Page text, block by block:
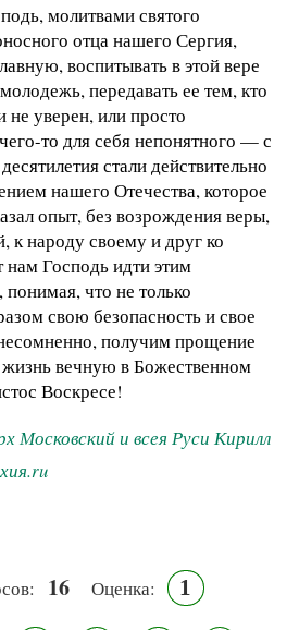
молитвами святого
отца нашего Сергия,
воспитывать в этой вере
передавать ее тем, кто
не уверен, или просто
то для себя непонятного — с
стали действительно
нашего Отечества, которое
опыт, без возрождения веры,
к народу своему и друг ко
Господь идти этим
что не только
свою безопасность и свое
получим прощение
вечную в Божественном
Воскресе!
Московский и всея Руси Кирилл
16 Оценка: 1